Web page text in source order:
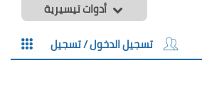
أدوات تيسيرية
تسجيل الدخول / تسجيل